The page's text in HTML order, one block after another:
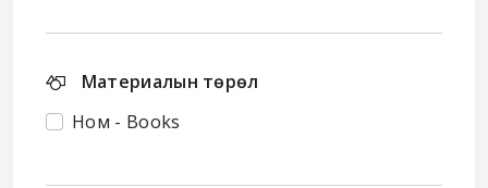
Материалын төрөл
Ном - Books